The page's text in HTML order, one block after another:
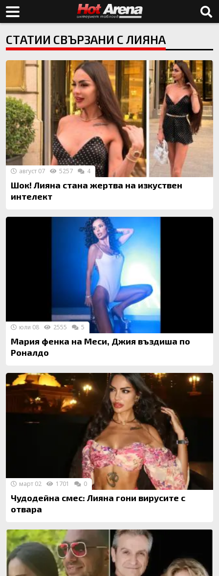
СТАТИИ СВЪРЗАНИ С ЛИЯНА
Шок! Лияна стана жертва на изкуствен
интелект
август 07 5257 4
Мария фенка на Меси, Джия въздиша по
Роналдо
юли 08 2555 5
Чудодейна смес: Лияна гони вирусите с
отвара
март 02 1701 0